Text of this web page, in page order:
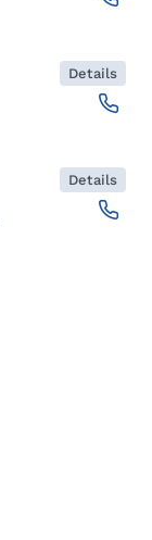
Details
Details